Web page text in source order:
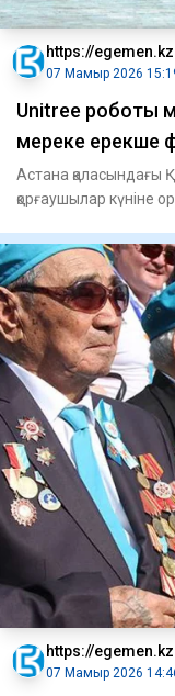
https://egemen.kz
07 Мамыр 2026
Unitree роботы
мереке ерекше
Астана қаласындағы
қорғаушылар күніне
https://egemen.kz
07 Мамыр 2026